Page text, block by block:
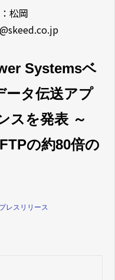
松岡
Systemsベ
ータ伝送アプ
スを発表 ～
の約80倍の
プレスリリース